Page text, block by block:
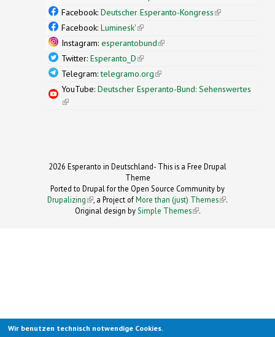
external)
Facebook: Deutscher Esperanto-Kongress(link is
Facebook: Luminesk'(link is external)
Instagram: esperantobund(link is external)
Twitter: Esperanto_D(link is external)
Telegram:telegramo.org(link is external)
YouTube: Deutscher Esperanto-Bund: Sehenswertes
(link is external)
2026 Esperanto in Deutschland- This is a Free Drupal
Theme
Ported to Drupal for the Open Source Community by
Drupalizing(link is external)
, a Project ofMore than (just) Themes (link is
.
Original design by Simple Themes
(link is
.
Wir benutzen technisch notwendige Cookies.